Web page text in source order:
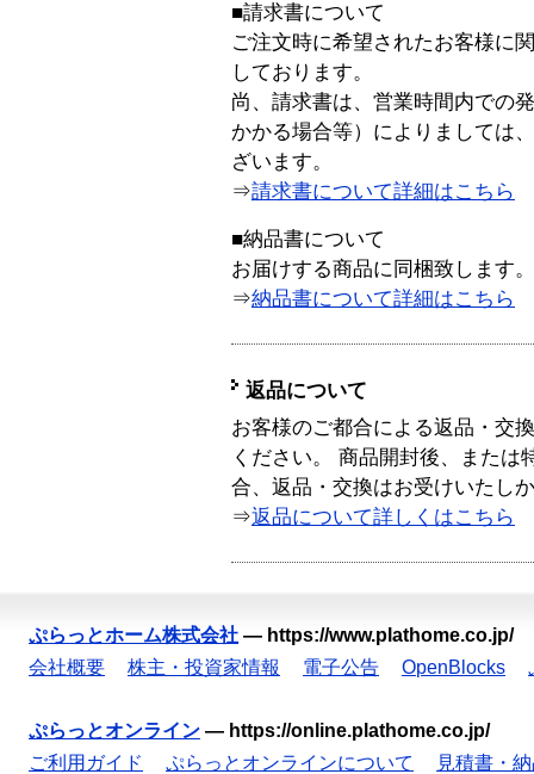
■請求書について
ご注文時に希望されたお客様に
しております。
尚、請求書は、営業時間内での
かかる場合等）によりましては
ざいます。
⇒請求書について詳細はこちら
■納品書について
お届けする商品に同梱致します。
⇒納品書について詳細はこちら
返品について
お客様のご都合による返品・交
ください。 商品開封後、または
合、返品・交換はお受けいたし
⇒返品について詳しくはこちら
ぷらっとホーム株式会社 — https://www.plathome.co.jp/
会社概要
株主・投資家情報 電子公告 OpenBlocks
ぷらっとオンライン — https://online.plathome.co.jp/
ご利用ガイド
ぷらっとオンラインについて 見積書・